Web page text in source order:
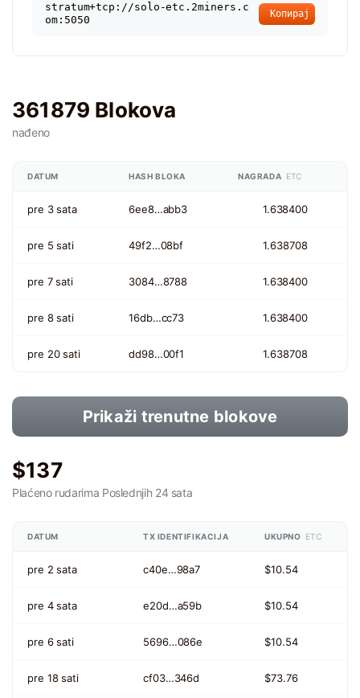
stratum+tcp://solo-etc.2miners.c
om:5050
Копирај
361879 Blokova
nađeno
DATUM HASH BLOKA NAGRADA ETC
pre 3 sata 6ee8…abb3 1.638400
pre 5 sati 49f2…08bf 1.638708
pre 7 sati 3084…8788 1.638400
pre 8 sati 16db…cc73 1.638400
pre 20 sati dd98…00f1 1.638708
Prikaži trenutne blokove
$137
Plaćeno rudarima Poslednjih 24 sata
DATUM TX IDENTIFIKACIJA UKUPNO ETC
pre 2 sata c40e…98a7 $10.54
pre 4 sata e20d…a59b $10.54
pre 6 sati 5696…086e $10.54
pre 18 sati cf03…346d $73.76